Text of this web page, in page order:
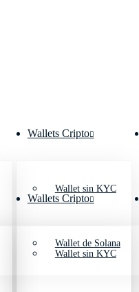
Wallets Cripto
Wallet sin KYC
Wallet de Solana
Wallets Cripto
Wallet sin KYC